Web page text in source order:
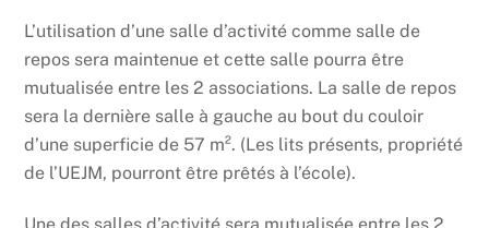
L’utilisation d’une salle d’activité comme salle de
repos sera maintenue et cette salle pourra être
mutualisée entre les 2 associations. La salle de repos
sera la dernière salle à gauche au bout du couloir
d’une superficie de 57 m². (Les lits présents, propriété
de l’UEJM, pourront être prêtés à l’école).
Une des salles d’activité sera mutualisée entre les 2